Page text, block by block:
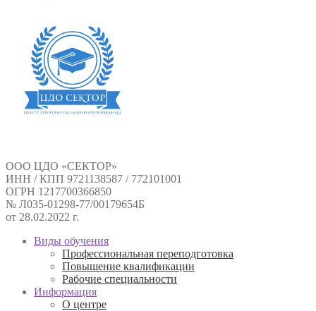
ООО ЦДО «СЕКТОР»
ИНН / КПП 9721138587 / 772101001
ОГРН 1217700366850
№ Л035-01298-77/00179654Б
от 28.02.2022 г.
Виды обучения
Профессиональная переподготовка
Повышение квалификации
Рабочие специальности
Информация
О центре